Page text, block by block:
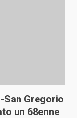
San Gregorio
un 68enne